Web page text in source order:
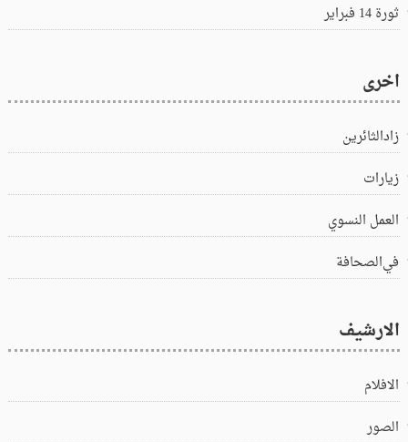
ثورة 14 فبراير
اخرى
زادالثائرين
زيارات
العمل النسوي
في‌الصحافة
الارشيف
الافلام
الصور